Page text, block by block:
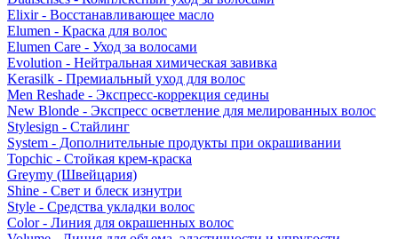
Elixir - Восстанавливающее масло
Elumen - Краска для волос
Elumen Care - Уход за волосами
Evolution - Нейтральная химическая завивка
Kerasilk - Премиальный уход для волос
Men Reshade - Экспресс-коррекция седины
New Blonde - Экспресс осветление для мелированных волос
Stylesign - Стайлинг
System - Дополнительные продукты при окрашивании
Topchic - Стойкая крем-краска
Greymy (Швейцария)
Shine - Свет и блеск изнутри
Style - Средства укладки волос
Color - Линия для окрашенных волос